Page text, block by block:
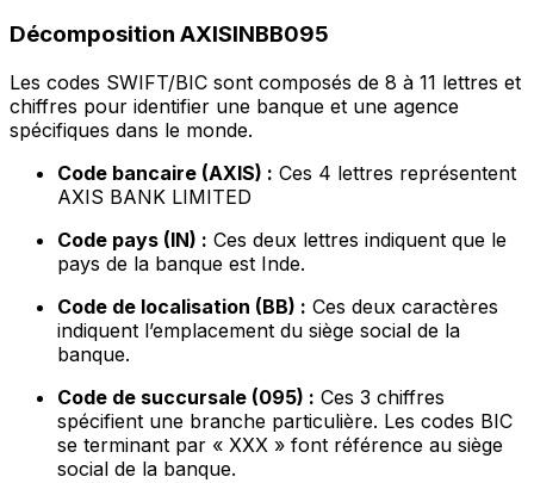
Décomposition AXISINBB095
Les codes SWIFT/BIC sont composés de 8 à 11 lettres et
chiffres pour identifier une banque et une agence
spécifiques dans le monde.
Code bancaire (AXIS) : Ces 4 lettres représentent
AXIS BANK LIMITED
Code pays (IN) : Ces deux lettres indiquent que le
pays de la banque est Inde.
Code de localisation (BB) : Ces deux caractères
indiquent l’emplacement du siège social de la
banque.
Code de succursale (095) : Ces 3 chiffres
spécifient une branche particulière. Les codes BIC
se terminant par « XXX » font référence au siège
social de la banque.